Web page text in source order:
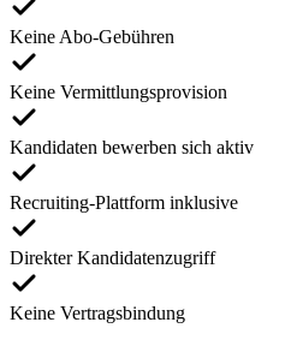
Keine Abo-Gebühren
Keine Vermittlungsprovision
Kandidaten bewerben sich aktiv
Recruiting-Plattform inklusive
Direkter Kandidatenzugriff
Keine Vertragsbindung